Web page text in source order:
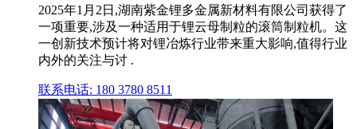
2025年1月2日,湖南紫金锂多金属新材料有限公司获得了
一项重要,涉及一种适用于锂云母制粒的滚筒制粒机。这
一创新技术预计将对锂冶炼行业带来重大影响,值得行业
内外的关注与讨 .
联系电话: 180 3780 8511